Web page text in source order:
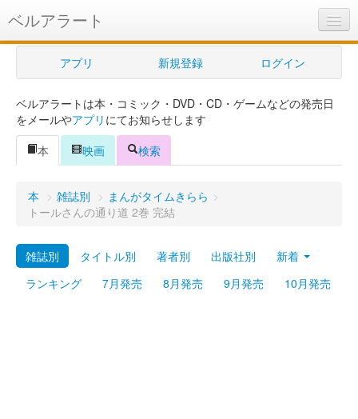
ベルアラート
ベルアラートとは
ヘルプ
新規登録
ログイン
購入管理
Myシェルフ
プレミアム
アプリ 新規登録 ログイン
ベルアラートは本・コミック・DVD・CD・ゲームなどの発売日
をメールやアプリ にてお知らせします
本
映画 検索
本 > 雑誌別 > まんがタイムきらら >
トールさんの通り道 2巻 完結
雑誌別 タイトル別 著者別 出版社別
新着
ランキング
7月発売 8月発売 9月発売 10月発売